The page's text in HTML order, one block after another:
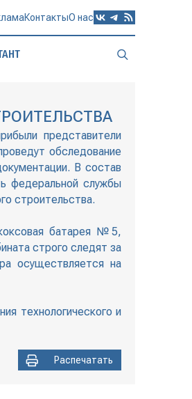
КонтактыО нас
представители
обследование
В состав
федеральной службы
строительства.
батарея №5,
строго следят за
осуществляется на
технологического и
Распечатать